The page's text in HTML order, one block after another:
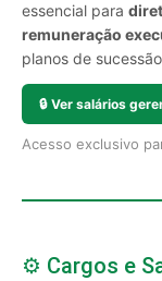
essencial para
remuneração
planos de
🔒 Ver salários
Acesso exclusivo
⚙️ Cargos e